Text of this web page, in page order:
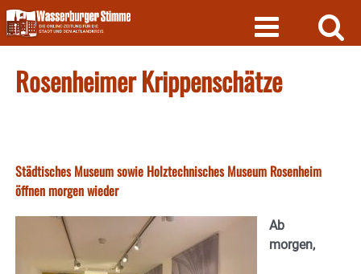
Skip
to
content
Rosenheimer Krippenschätze
Städtisches Museum sowie Holztechnisches Museum Rosenheim
öffnen morgen wieder
Ab
morgen,